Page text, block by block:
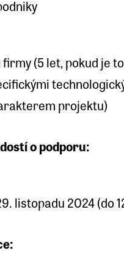
firmy (5 let, pokud je to
projektu)
o podporu:
listopadu 2024 (do